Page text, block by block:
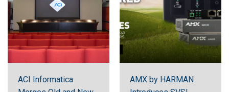
ACI Informatica
AMX by HARMAN